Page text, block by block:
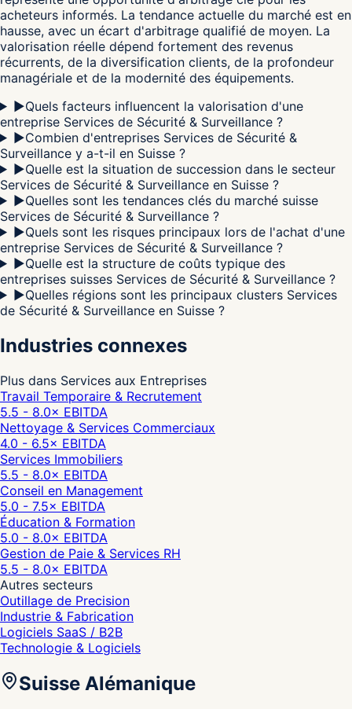
acheteurs informés. La tendance actuelle du marché est en
hausse, avec un écart d'arbitrage qualifié de moyen. La
valorisation réelle dépend fortement des revenus
récurrents, de la diversification clients, de la profondeur
managériale et de la modernité des équipements.
▶Quels facteurs influencent la valorisation d'une
entreprise Services de Sécurité & Surveillance ?
▶Combien d'entreprises Services de Sécurité &
Surveillance y a-t-il en Suisse ?
▶Quelle est la situation de succession dans le secteur
Services de Sécurité & Surveillance en Suisse ?
▶Quelles sont les tendances clés du marché suisse
Services de Sécurité & Surveillance ?
▶Quels sont les risques principaux lors de l'achat d'une
entreprise Services de Sécurité & Surveillance ?
▶Quelle est la structure de coûts typique des
entreprises suisses Services de Sécurité & Surveillance ?
▶Quelles régions sont les principaux clusters Services
de Sécurité & Surveillance en Suisse ?
Industries connexes
Plus dans Services aux Entreprises
Travail Temporaire & Recrutement
5.5 - 8.0× EBITDA
Nettoyage & Services Commerciaux
4.0 - 6.5× EBITDA
Services Immobiliers
5.5 - 8.0× EBITDA
Conseil en Management
5.0 - 7.5× EBITDA
Éducation & Formation
5.0 - 8.0× EBITDA
Gestion de Paie & Services RH
5.5 - 8.0× EBITDA
Autres secteurs
Outillage de Precision
Industrie & Fabrication
Logiciels SaaS / B2B
Technologie & Logiciels
Suisse Alémanique